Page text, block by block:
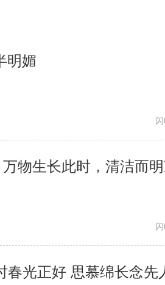
明媚
物生长此时，清洁而
春光正好 思慕绵长念先